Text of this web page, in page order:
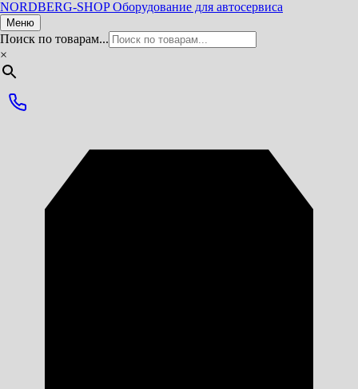
NORDBERG-SHOP Оборудование для автосервиса
Меню
Поиск по товарам...
×